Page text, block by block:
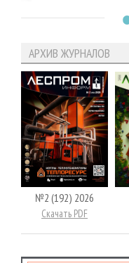
АРХИВ ЖУРНАЛОВ
№2 (192) 2026
Скачать PDF